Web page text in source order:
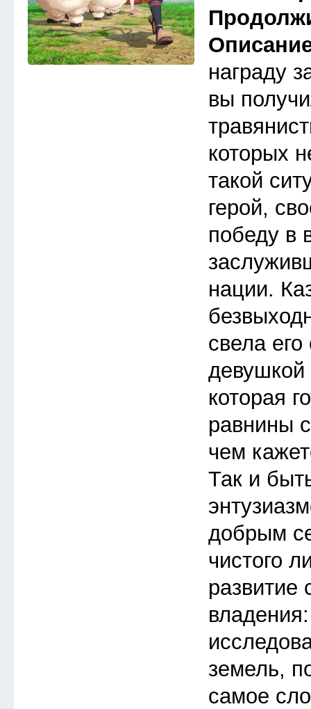
награду
вы
которых
такой
герой,
победу в
нации.
свела его
которая
равнины
чем
Так и
добрым
чистого
развитие
земель,
самое